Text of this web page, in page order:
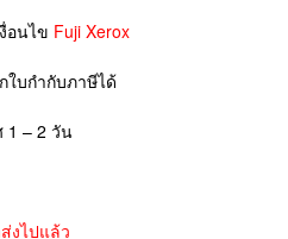
อนไข Fuji Xerox
ใบกำกับภาษีได้
1 – 2 วัน
งไปแล้ว